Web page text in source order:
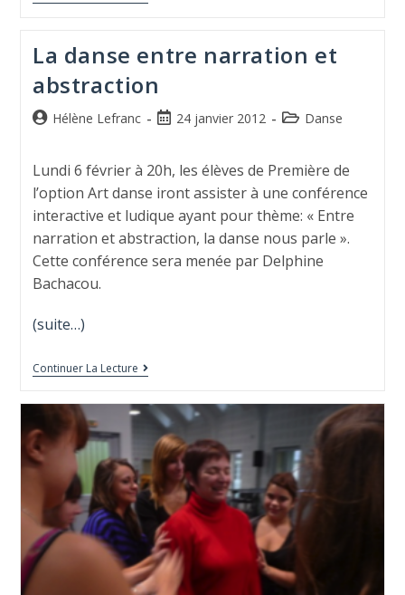
La danse entre narration et
abstraction
Hélène Lefranc 24 janvier 2012 Danse
Lundi 6 février à 20h, les élèves de Première de
l’option Art danse iront assister à une conférence
interactive et ludique ayant pour thème: « Entre
narration et abstraction, la danse nous parle ».
Cette conférence sera menée par Delphine
Bachacou.
(suite…)
Continuer La Lecture